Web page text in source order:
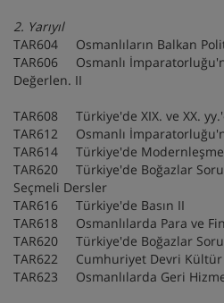
2. Yarıyıl
TAR604 Osmanlıların Balkan
TAR606 Osmanlı
Değerlen. II
TAR608 Türkiye'de XIX. ve XX.
TAR612 Osmanlı
TAR614 Türkiye'de
TAR620 Türkiye'de Boğazlar
Seçmeli Dersler
TAR616 Türkiye'de Basın II
TAR618 Osmanlılarda Para ve
TAR620 Türkiye'de Boğazlar
TAR622 Cumhuriyet Devri
TAR623 Osmanlılarda Geri